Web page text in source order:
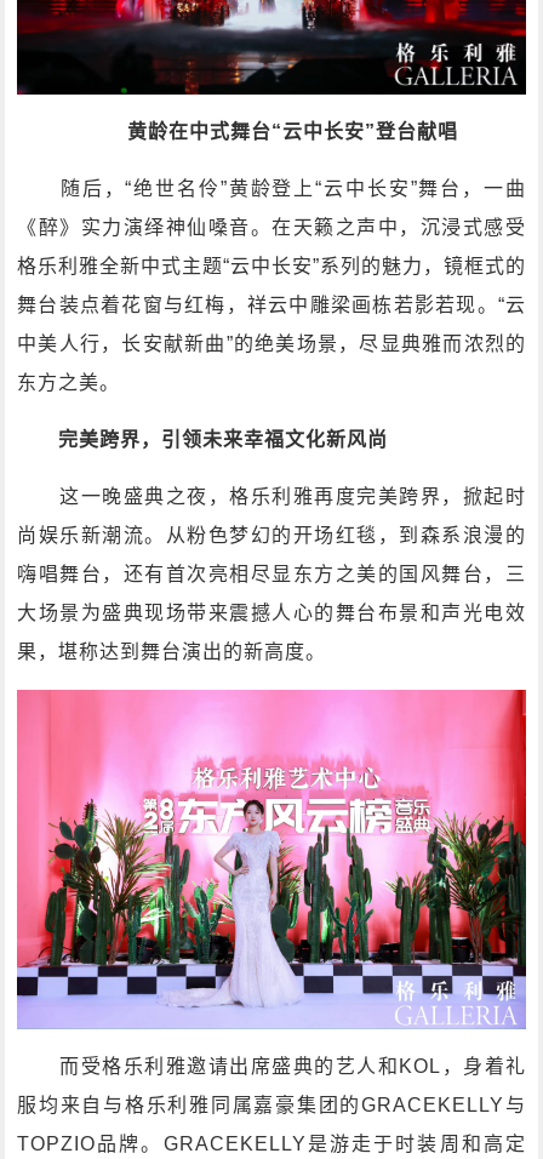
黄龄在中式舞台“云中长安”登台献唱
随后，“绝世名伶”黄龄登上“云中长安”舞台，一曲
《醉》实力演绎神仙嗓音。在天籁之声中，沉浸式感受
格乐利雅全新中式主题“云中长安”系列的魅力，镜框式的
舞台装点着花窗与红梅，祥云中雕梁画栋若影若现。“云
中美人行，长安献新曲”的绝美场景，尽显典雅而浓烈的
东方之美。
完美跨界，引领未来幸福文化新风尚
这一晚盛典之夜，格乐利雅再度完美跨界，掀起时
尚娱乐新潮流。从粉色梦幻的开场红毯，到森系浪漫的
嗨唱舞台，还有首次亮相尽显东方之美的国风舞台，三
大场景为盛典现场带来震撼人心的舞台布景和声光电效
果，堪称达到舞台演出的新高度。
而受格乐利雅邀请出席盛典的艺人和KOL，身着礼
服均来自与格乐利雅同属嘉豪集团的GRACEKELLY与
TOPZIO品牌。GRACEKELLY是游走于时装周和高定